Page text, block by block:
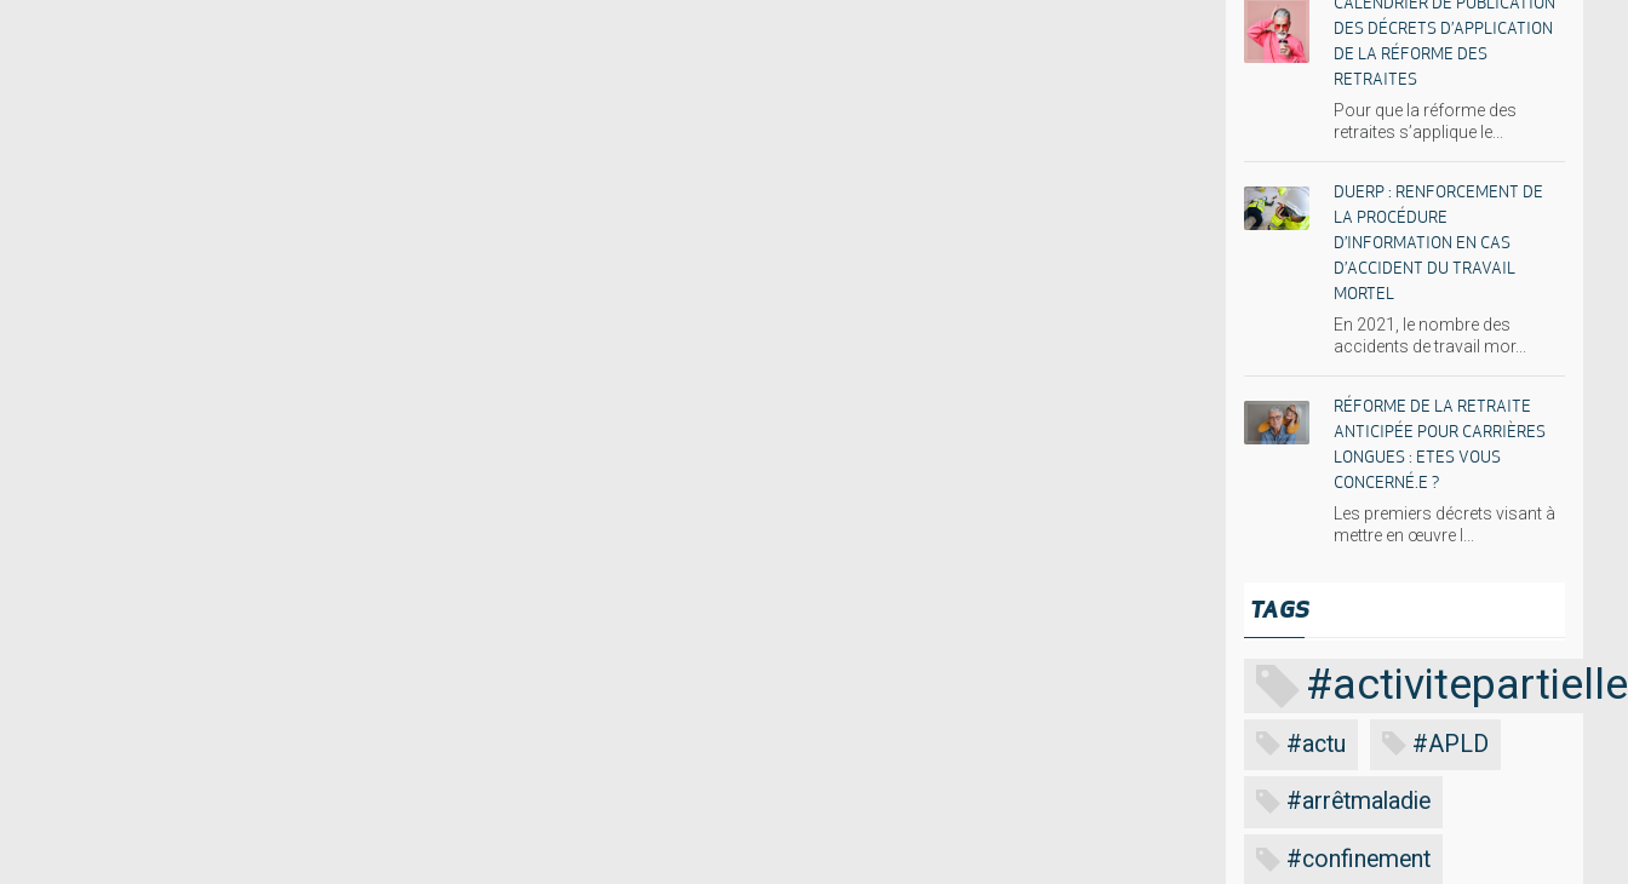
CALENDRIER DE PUBLICATION
DES DÉCRETS D’APPLICATION
DE LA RÉFORME DES
RETRAITES
Pour que la réforme des
retraites s’applique le...
DUERP : RENFORCEMENT DE
LA PROCÉDURE
D’INFORMATION EN CAS
D’ACCIDENT DU TRAVAIL
MORTEL
En 2021, le nombre des
accidents de travail mor...
RÉFORME DE LA RETRAITE
ANTICIPÉE POUR CARRIÈRES
LONGUES : ETES VOUS
CONCERNÉ.E ?
Les premiers décrets visant à
mettre en œuvre l...
TAGS
#activitepartielle
#actu #APLD
#arrêtmaladie
#confinement